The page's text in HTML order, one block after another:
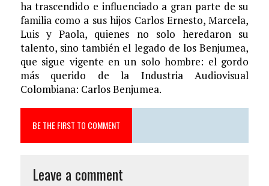
ha trascendido e influenciado a gran parte de su
familia como a sus hijos Carlos Ernesto, Marcela,
Luis y Paola, quienes no solo heredaron su
talento, sino también el legado de los Benjumea,
que sigue vigente en un solo hombre: el gordo
más querido de la Industria Audiovisual
Colombiana: Carlos Benjumea.
BE THE FIRST TO COMMENT
Leave a comment